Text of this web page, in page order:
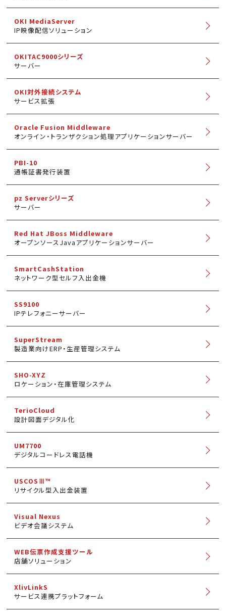
OKI MediaServer
IP映像配信ソリューション
OKITAC9000シリーズ
サーバー
OKI対外接続システム
サービス拡張
Oracle Fusion Middleware
オンライン・トランザクション処理アプリケーションサーバー
PBI-10
通帳証書発行装置
pz Serverシリーズ
サーバー
Red Hat JBoss Middleware
オープンソースJavaアプリケーションサーバー
SmartCashStation
ネットワーク型セルフ入出金機
SS9100
IPテレフォニーサーバー
SuperStream
製造業向けERP・生産管理システム
SHO-XYZ
ロケーション・在庫管理システム
TerioCloud
設計図面デジタル化
UM7700
デジタルコードレス電話機
USCOSⅢ™
リサイクル型入出金装置
Visual Nexus
ビデオ会議システム
WEB伝票作成支援ツール
店舗ソリューション
XlivLinkS
サービス連携プラットフォーム